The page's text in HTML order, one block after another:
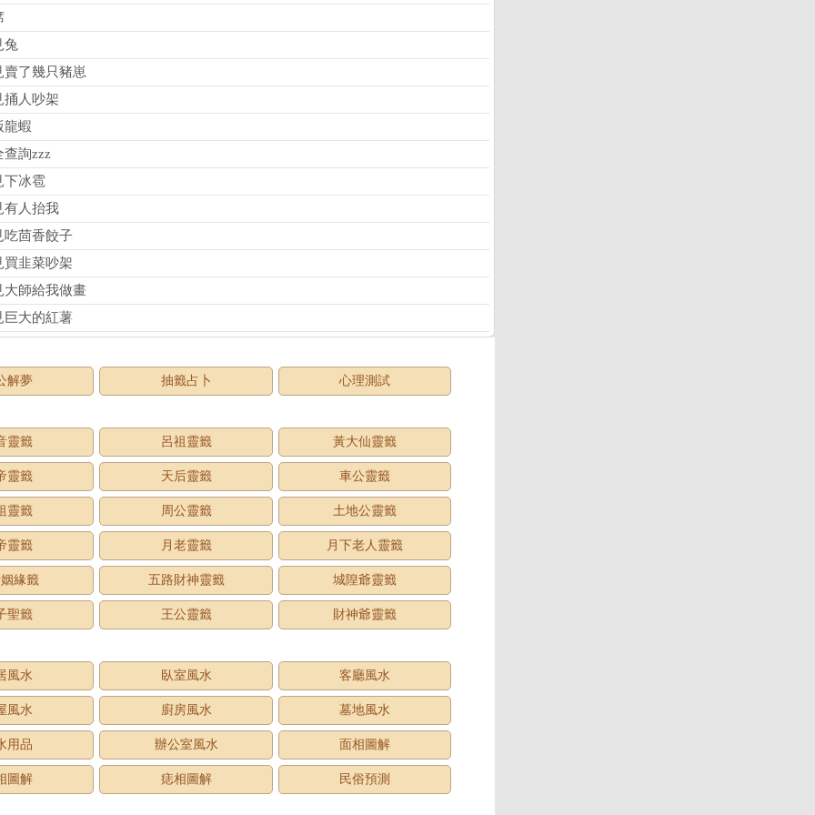
兔
賣了幾只豬崽
捅人吵架
龍蝦
查詢zzz
下冰雹
有人抬我
吃茴香餃子
買韭菜吵架
大師給我做畫
巨大的紅薯
解夢 抽籤占卜 心理測試
靈籤 呂祖靈籤 黃大仙靈籤
靈籤 天后靈籤 車公靈籤
靈籤 周公靈籤 土地公靈籤
靈籤 月老靈籤 月下老人靈籤
緣籤 五路財神靈籤 城隍爺靈籤
聖籤 王公靈籤 財神爺靈籤
風水 臥室風水 客廳風水
風水 廚房風水 墓地風水
用品 辦公室風水 面相圖解
圖解 痣相圖解 民俗預測